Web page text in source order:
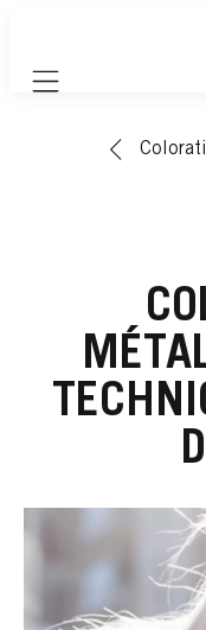
Mobile navigation